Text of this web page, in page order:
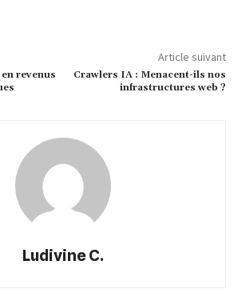
revenus
Article suivant
Crawlers IA : Menacent-ils nos
infrastructures web ?
Ludivine C.